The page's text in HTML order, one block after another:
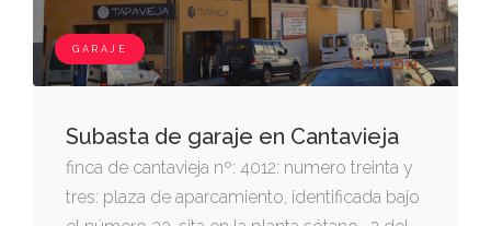
GARAJE
Subasta de garaje en Cantavieja
finca de cantavieja nº: 4012: numero treinta y
tres: plaza de aparcamiento, identificada bajo